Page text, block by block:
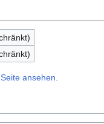
ansehen.